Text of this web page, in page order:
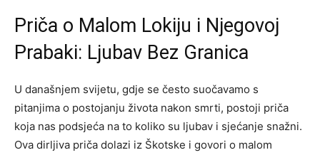
Priča o Malom Lokiju i Njegovoj
Prabaki: Ljubav Bez Granica
U današnjem svijetu, gdje se često suočavamo s
pitanjima o postojanju života nakon smrti, postoji priča
koja nas podsjeća na to koliko su ljubav i sjećanje snažni.
Ova dirljiva priča dolazi iz Škotske i govori o malom